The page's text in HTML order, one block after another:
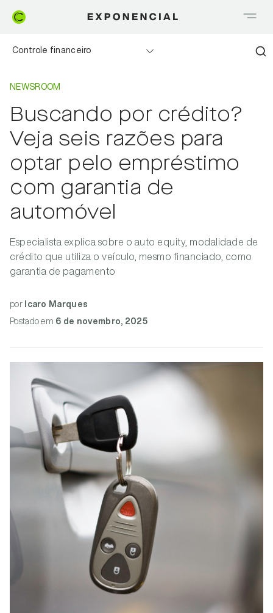
Controle financeiro
Realizando sonhos
Saia do Vermelho
Me explica Creditas
Tudo sobre Crédito
Meu negócio
Home Newsroom
NEWSROOM
Buscando por crédito?
Veja seis razões para
optar pelo empréstimo
com garantia de
automóvel
Especialista explica sobre o auto equity, modalidade de
crédito que utiliza o veículo, mesmo financiado, como
garantia de pagamento
por
Icaro Marques
Postado em 6 de novembro, 2025